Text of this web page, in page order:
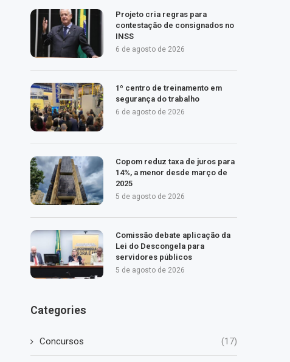
Projeto cria regras para
contestação de consignados no
INSS
6 de agosto de 2026
1º centro de treinamento em
segurança do trabalho
6 de agosto de 2026
Copom reduz taxa de juros para
14%, a menor desde março de
2025
5 de agosto de 2026
Comissão debate aplicação da
Lei do Descongela para
servidores públicos
5 de agosto de 2026
Categories
Concursos (17)